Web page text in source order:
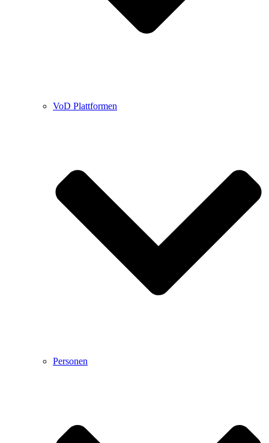
VoD Plattformen
Personen